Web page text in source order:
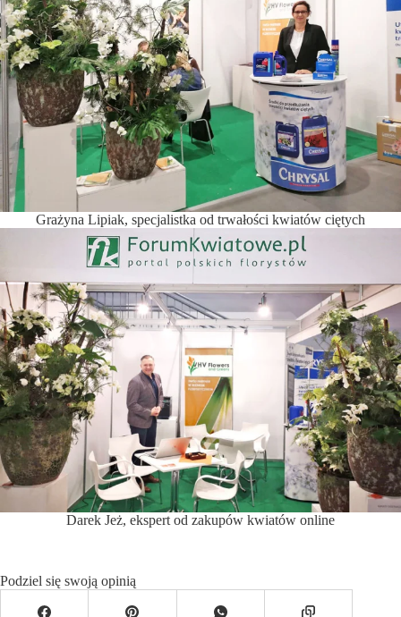
Grażyna Lipiak, specjalistka od trwałości kwiatów ciętych
Darek Jeż, ekspert od zakupów kwiatów online
Podziel się swoją opinią